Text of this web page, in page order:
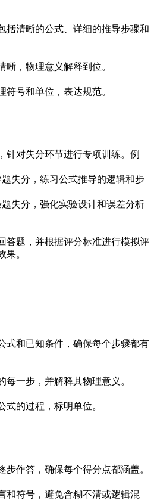
括清晰的公式、详细的推导步骤和
晰，物理意义解释到位。
符号和单位，表达规范。
针对失分环节进行专项训练。例
失分，练习公式推导的逻辑和步
失分，强化实验设计和误差分析
答题，并根据评分标准进行模拟评
果。
式和已知条件，确保每个步骤都有
每一步，并解释其物理意义。
式的过程，标明单位。
步作答，确保每个得分点都涵盖。
和符号，避免含糊不清或逻辑混